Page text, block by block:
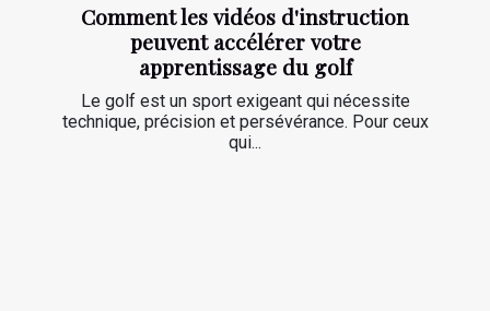
Comment les vidéos d'instruction
peuvent accélérer votre
apprentissage du golf
Le golf est un sport exigeant qui nécessite
technique, précision et persévérance. Pour ceux
qui...